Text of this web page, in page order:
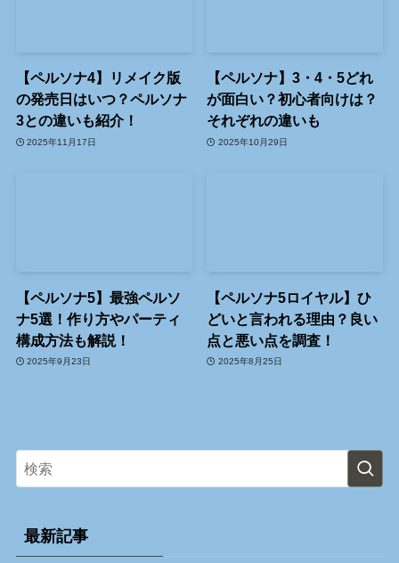
【ペルソナ4】リメイク版
の発売日はいつ？ペルソナ
3との違いも紹介！
2025年11月17日
【ペルソナ】3・4・5どれ
が面白い？初心者向けは？
それぞれの違いも
2025年10月29日
【ペルソナ5】最強ペルソ
ナ5選！作り方やパーティ
構成方法も解説！
2025年9月23日
【ペルソナ5ロイヤル】ひ
どいと言われる理由？良い
点と悪い点を調査！
2025年8月25日
最新記事